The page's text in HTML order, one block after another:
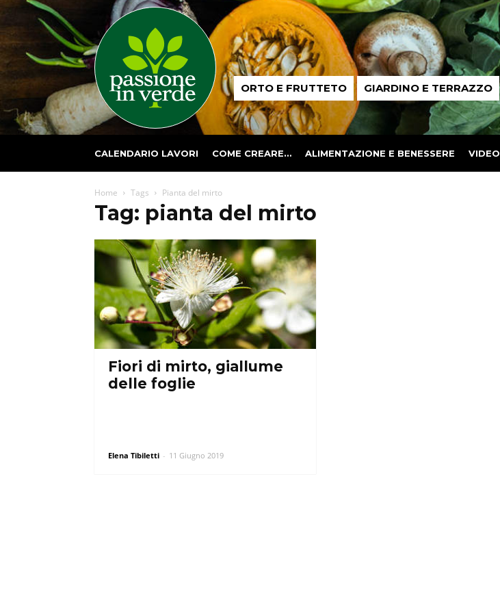
Passione
in ORTO E FRUTTETO GIARDINO E TERRAZZO
CALENDARIO LAVORI COME CREARE… ALIMENTAZIONE E BENESSERE VIDEO
Home Tags Pianta del mirto
Tag: pianta del mirto
Fiori di mirto, giallume
delle foglie
Elena Tibiletti - 11 Giugno 2019